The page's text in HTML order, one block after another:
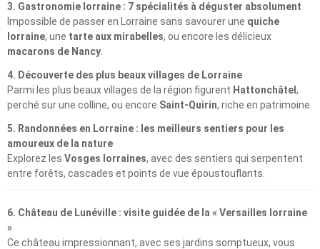
3. Gastronomie lorraine : 7 spécialités à déguster absolument
Impossible de passer en Lorraine sans savourer une quiche
lorraine, une tarte aux mirabelles, ou encore les délicieux
macarons de Nancy
4. Découverte des plus beaux villages de Lorraine
Parmi les plus beaux villages de la région figurent Hattonchâtel ,
perché sur une colline, ou encore Saint-Quirin, riche en patrimoine.
5. Randonnées en Lorraine : les meilleurs sentiers pour les
amoureux de la nature
Explorez les Vosges lorraines, avec des sentiers qui serpentent
entre forêts, cascades et points de vue époustouflants.
6. Château de Lunéville : visite guidée de la « Versailles lorraine
»
Ce château impressionnant, avec ses jardins somptueux, vous